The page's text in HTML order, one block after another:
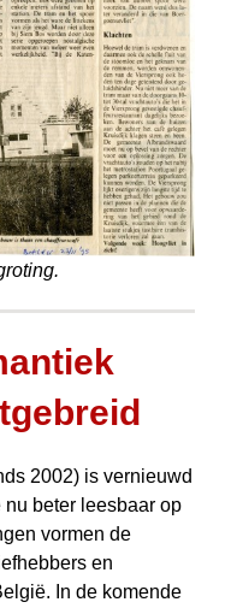
2002) is vernieuwd
beter leesbaar op
vormen de
en
In de komende